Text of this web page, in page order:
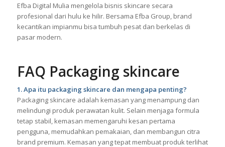
Efba Digital Mulia mengelola bisnis skincare secara
profesional dari hulu ke hilir. Bersama Efba Group, brand
kecantikan impianmu bisa tumbuh pesat dan berkelas di
pasar modern.
FAQ Packaging skincare
1. Apa itu packaging skincare dan mengapa penting?
Packaging skincare adalah kemasan yang menampung dan
melindungi produk perawatan kulit. Selain menjaga formula
tetap stabil, kemasan memengaruhi kesan pertama
pengguna, memudahkan pemakaian, dan membangun citra
brand premium. Kemasan yang tepat membuat produk terlihat